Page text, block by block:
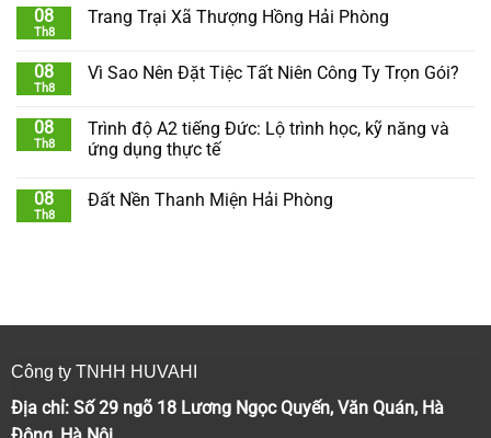
08
Th8
Trang Trại Xã Thượng Hồng Hải Phòng
08
Th8
Vì Sao Nên Đặt Tiệc Tất Niên Công Ty Trọn Gói?
08
Th8
Trình độ A2 tiếng Đức: Lộ trình học, kỹ năng và
ứng dụng thực tế
08
Th8
Đất Nền Thanh Miện Hải Phòng
Công ty TNHH HUVAHI
Địa chỉ: Số 29 ngõ 18 Lương Ngọc Quyến, Văn Quán, Hà